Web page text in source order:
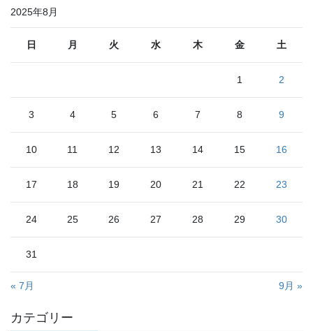
2025年8月
日 月 火 水 木 金 土
1 2
3 4 5 6 7 8 9
10 11 12 13 14 15 16
17 18 19 20 21 22 23
24 25 26 27 28 29 30
31
« 7月 9月 »
カテゴリー